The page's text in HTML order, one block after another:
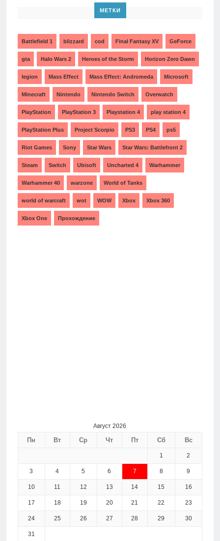
МЕТКИ
Battlefield 1 blizzard cod Final Fantasy XV GeForce
gta Halo Wars 2 Heroes of the Storm Horizon Zero Dawn
legion Mass Effect Mass Effect: Andromeda Microsoft
Minecraft Nintendo Nintendo Switch Overwatch
PlayStation PlayStation 3 Playstation 4 play station 4
PlayStation Plus Project Scorpio PS3 PS4 ps5
Riot Games Sony Star Wars Star Wars: Battlefront 2
Steam Switch Ubisoft Uncharted 4 Warhammer
Warhammer 40 warzone World of Tanks
world of warcraft wot WOW Xbox Xbox 360
Xbox One Прохождение
Август 2026
Пн Вт Ср Чт Пт Сб Вс
1 2
3 4 5 6 7 8 9
10 11 12 13 14 15 16
17 18 19 20 21 22 23
24 25 26 27 28 29 30
31